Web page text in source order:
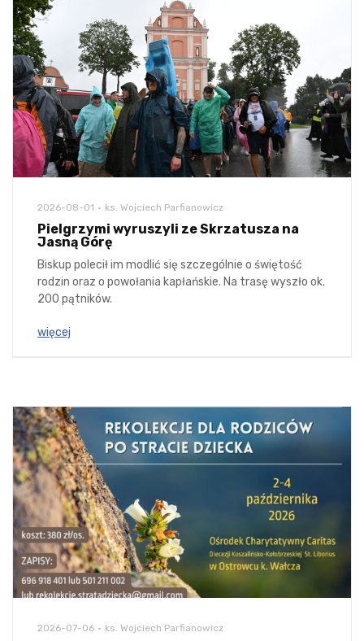
2026-08-01 ks. Wojciech Parfianowicz
Pielgrzymi wyruszyli ze Skrzatusza na
Jasną Górę
Biskup polecił im modlić się szczególnie o świętość
rodzin oraz o powołania kapłańskie. Na trasę wyszło ok.
200 pątników.
więcej
2026-07-06 ks. Wojciech Parfianowicz